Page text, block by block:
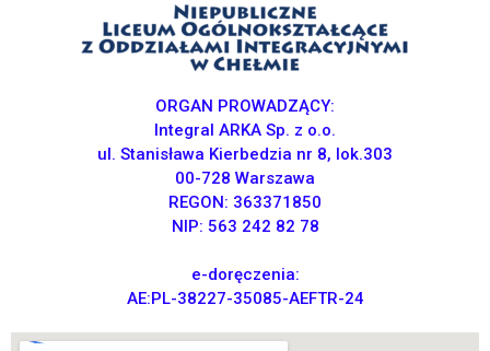
ORGAN PROWADZĄCY:
Integral ARKA Sp. z o.o.
ul. Stanisława Kierbedzia nr 8, lok.303
00-728 Warszawa
REGON: 363371850
NIP: 563 242 82 78
e-doręczenia:
AE:PL-38227-35085-AEFTR-24